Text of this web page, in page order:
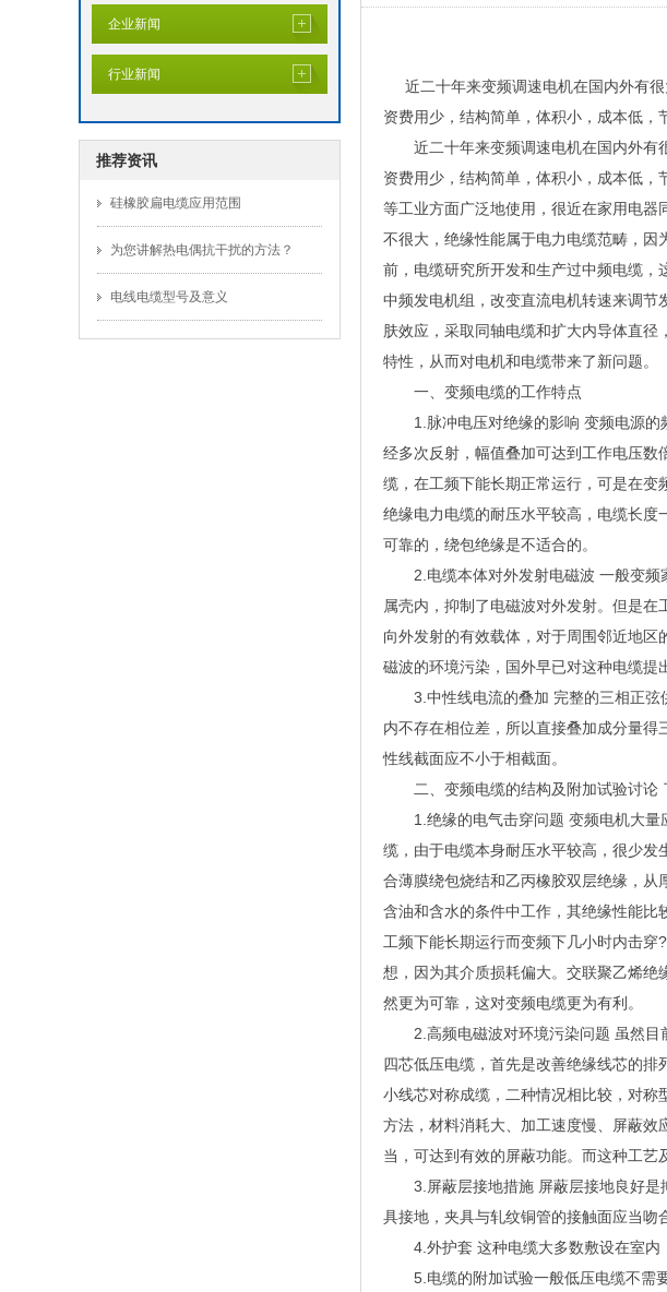
企业新闻
行业新闻
推荐资讯
硅橡胶扁电缆应用范围
为您讲解热电偶抗干扰的方法？
电线电缆型号及意义
近二十年来变频调速电机在国内外有很
资费用少，结构简单，体积小，成本低
近二十年来变频调速电机在国内外有很
资费用少，结构简单，体积小，成本低
等工业方面广泛地使用，很近在家用电
不很大，绝缘性能属于电力电缆范畴，
前，电缆研究所开发和生产过中频电缆
中频发电机组，改变直流电机转速来调
肤效应，采取同轴电缆和扩大内导体直
特性，从而对电机和电缆带来了新问题。
一、变频电缆的工作特点
1.脉冲电压对绝缘的影响 变频电源的
经多次反射，幅值叠加可达到工作电压数
缆，在工频下能长期正常运行，可是在
绝缘电力电缆的耐压水平较高，电缆长
可靠的，绕包绝缘是不适合的。
2.电缆本体对外发射电磁波 一般变频
属壳内，抑制了电磁波对外发射。但是
向外发射的有效载体，对于周围邻近地
磁波的环境污染，国外早已对这种电缆提
3.中性线电流的叠加 完整的三相正弦
内不存在相位差，所以直接叠加成分量
性线截面应不小于相截面。
二、变频电缆的结构及附加试验讨论
1.绝缘的电气击穿问题 变频电机大量
缆，由于电缆本身耐压水平较高，很少发
合薄膜绕包烧结和乙丙橡胶双层绝缘，从
含油和含水的条件中工作，其绝缘性能
工频下能长期运行而变频下几小时内击
想，因为其介质损耗偏大。交联聚乙烯绝
然更为可靠，这对变频电缆更为有利。
2.高频电磁波对环境污染问题 虽然目
四芯低压电缆，首先是改善绝缘线芯的
小线芯对称成缆，二种情况相比较，对
方法，材料消耗大、加工速度慢、屏蔽
当，可达到有效的屏蔽功能。而这种工艺
3.屏蔽层接地措施 屏蔽层接地良好是
具接地，夹具与轧纹铜管的接触面应当吻
4.外护套 这种电缆大多数敷设在室内，
5.电缆的附加试验一般低压电缆不需要